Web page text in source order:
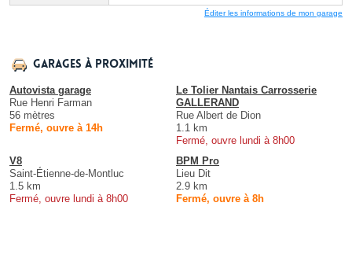
Éditer les informations de mon garage
Garages à proximité
Autovista garage
Rue Henri Farman
56 mètres
Fermé, ouvre à 14h
Le Tolier Nantais Carrosserie
GALLERAND
Rue Albert de Dion
1.1 km
Fermé, ouvre lundi à 8h00
V8
Saint-Étienne-de-Montluc
1.5 km
Fermé, ouvre lundi à 8h00
BPM Pro
Lieu Dit
2.9 km
Fermé, ouvre à 8h